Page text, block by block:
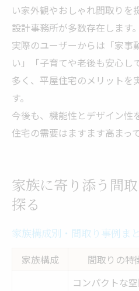
い家外観やおしゃれ間取りを
設計事務所が多数存在します。
実際のユーザーからは「家事
い」「子育てや老後も安心し
多く、平屋住宅のメリットを
す。
今後も、機能性とデザイン性
住宅の需要はますます高まっ
家族に寄り添う間
探る
家族構成別・間取り事例ま
家族構成 間取りの特
コンパクトな